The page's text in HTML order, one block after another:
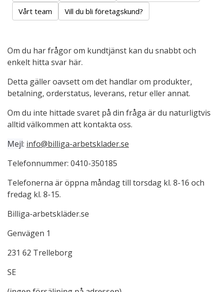
Vårt team
Vill du bli företagskund?
Om du har frågor om kundtjänst kan du snabbt och
enkelt hitta svar här.
Detta gäller oavsett om det handlar om produkter,
betalning, orderstatus, leverans, retur eller annat.
Om du inte hittade svaret på din fråga är du naturligtvis
alltid välkommen att kontakta oss.
Mejl: info@billiga-arbetsklader.se
Telefonnummer: 0410-350185
Telefonerna är öppna måndag till torsdag kl. 8-16 och
fredag kl. 8-15.
Billiga-arbetskläder.se
Genvägen 1
231 62 Trelleborg
SE